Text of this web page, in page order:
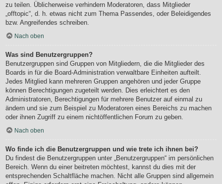
zu teilen. Üblicherweise verhindern Moderatoren, dass Mitglieder
„offtopic“, d. h. etwas nicht zum Thema Passendes, oder Beleidigendes
bzw. Angreifendes schreiben.
Nach oben
Was sind Benutzergruppen?
Benutzergruppen sind Gruppen von Mitgliedern, die die Mitglieder des
Boards in für die Board-Administration verwaltbare Einheiten aufteilt.
Jedes Mitglied kann mehreren Gruppen angehören und jeder Gruppe
können Berechtigungen zugeteilt werden. Dies erleichtert es den
Administratoren, Berechtigungen für mehrere Benutzer auf einmal zu
ändern und sie zum Beispiel zu Moderatoren eines Bereichs zu machen
oder ihnen Zugriff zu einem nichtöffentlichen Forum zu geben.
Nach oben
Wo finde ich die Benutzergruppen und wie trete ich ihnen bei?
Du findest die Benutzergruppen unter „Benutzergruppen“ im persönlichen
Bereich. Wenn du einer beitreten möchtest, kannst du dies mit der
entsprechenden Schaltfläche machen. Nicht alle Gruppen sind allgemein